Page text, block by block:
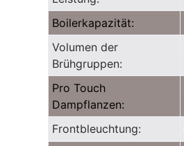
Boilerkapazität:
Volumen der
Brühgruppen:
Pro Touch
Dampflanzen:
Frontbleuchtung: